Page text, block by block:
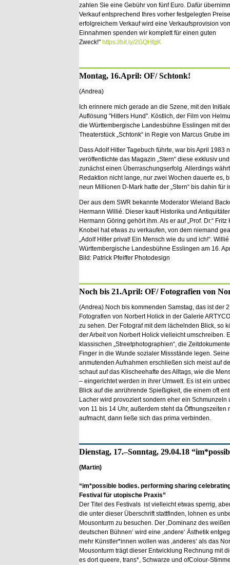
zahlen Sie eine Gebühr von fünf Euro. Dafür
Verkauf entsprechend Ihres vorher festgelegten
erfolgreichem Verkauf wird eine Verkaufsprovision
Einnahmen spenden wir komplett für einen guten
Zweck!" https://bit.ly/2GQHfgK
Montag, 16.April: OF/ Schtonk!
(Andrea)
Ich erinnere mich gerade an die Szene, mit den
Auflösung "Hitlers Hund". Köstlich, der Film von
die Württembergische Landesbühne Esslingen mit
Theaterstück „Schtonk“ in Regie von Marcus Grube
Dass Adolf Hitler Tagebuch führte, war bis April 1983
veröffentlichte das Magazin „Stern“ diese exklusiv
zunächst einen Überraschungserfolg. Allerdings
Redaktion nicht lange, nur zwei Wochen dauerte es,
neun Millionen D-Mark hatte der „Stern“ bis dahin
Der aus dem SWR bekannte Moderator Wieland
Hermann Willié. Dieser kauft Historika und
Hermann Göring gehört ihm. Als er auf „Prof. Dr.“
Knobel hat etwas zu verkaufen, von dem niemand
„Adolf Hitler privat! Ein Mensch wie du und ich!“.
Württembergische Landesbühne Esslingen am 16.
Bild: Patrick Pfeiffer Photodesign
Noch bis 21.April: OF/ Fotografien von
(Andrea) Noch bis kommenden Samstag, das ist der
Fotografien von Norbert Holick in der Galerie
zu sehen. Der Fotograf mit dem lächelnden Blick, so
der Arbeit von Norbert Holick vielleicht umschreiben.
klassischen „Streetphotographien“, die
Finger in die Wunde sozialer Missstände legen.
anmutenden Aufnahmen erschließen sich meist auf
schaut auf das Klischeehafte des Alltags, wie die
– eingerichtet werden in ihrer Umwelt. Es ist ein
Blick auf die anrührende Spießigkeit, die einem oft
Lacher wird provoziert sondern eher ein Schmunzeln
von 11 bis 14 Uhr, außerdem steht da
aufmacht, dann ließe sich das prima verbinden.
Dienstag, 17.–Sonntag, 29.04.18
(Martin)
“im*possible bodies. performing sharing
Festival für utopische Praxis”
Der Titel des Festivals ist vielleicht etwas sperrig,
die unter dieser Überschrift stattfinden, lohnen es
Mousonturm zu besuchen. Der ‚Dominanz des
deutschen Bühnen‘ wird eine ‚andere‘ Ästhetik
mehr Künstler*innen wollen was ‚anderes‘ als das
Mousonturm trägt dieser Entwicklung Rechnung mit
es dort queere, trans*, Schwarze und ofColour-